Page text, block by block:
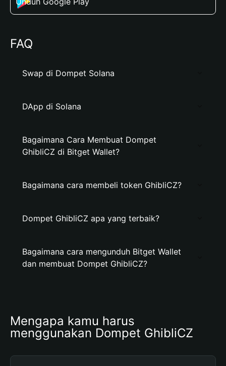
FAQ
Swap di Dompet Solana
DApp di Solana
Bagaimana Cara Membuat Dompet
GhibliCZ di Bitget Wallet?
Bagaimana cara membeli token GhibliCZ?
Dompet GhibliCZ apa yang terbaik?
Bagaimana cara mengunduh Bitget Wallet
dan membuat Dompet GhibliCZ?
Mengapa kamu harus
menggunakan Dompet GhibliCZ